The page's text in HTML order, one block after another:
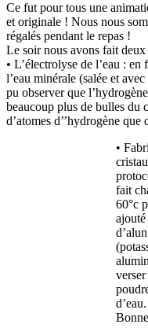
Ce fut pour tous une
et originale ! Nous nous
régalés pendant le repas !
Le soir nous avons fait deux
• L’électrolyse de l’eau : en
l’eau minérale (salée et
pu observer que
beaucoup plus de bulles du
d’atomes d’’hydrogène que
•
fait
60°c
d’eau.